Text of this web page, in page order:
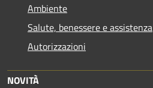
Ambiente
Salute, benessere e assistenza
Autorizzazioni
NOVITÀ